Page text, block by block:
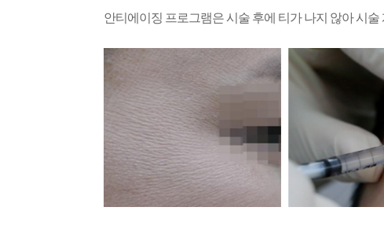
안티에이징 프로그램은 시술 후에 티가 나지 않아시술